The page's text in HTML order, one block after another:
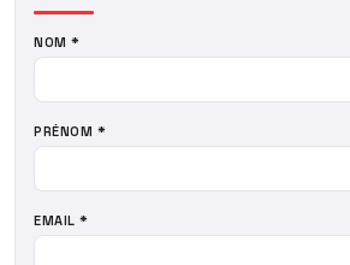
NOM *
PRÉNOM *
EMAIL *